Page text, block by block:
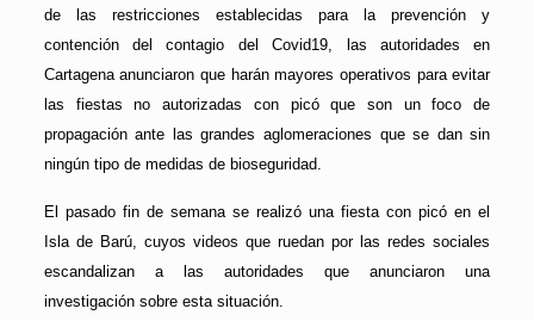
de las restricciones establecidas para la prevención y
contención del contagio del Covid19, las autoridades en
Cartagena anunciaron que harán mayores operativos para evitar
las fiestas no autorizadas con picó que son un foco de
propagación ante las grandes aglomeraciones que se dan sin
ningún tipo de medidas de bioseguridad.
El pasado fin de semana se realizó una fiesta con picó en el
Isla de Barú, cuyos videos que ruedan por las redes sociales
escandalizan a las autoridades que anunciaron una
investigación sobre esta situación.